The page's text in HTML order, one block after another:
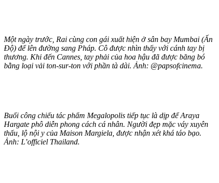
Một ngày trước, Rai cùng con gái xuất hiện ở sân bay Mumbai (Ấn
Độ) để lên đường sang Pháp. Cô được nhìn thấy với cánh tay bị
thương. Khi đến Cannes, tay phải của hoa hậu đã được băng bó
bằng loại vải ton-sur-ton với phần tà dài. Ảnh: @papsofcinema.
Buổi công chiếu tác phẩm Megalopolis tiếp tục là dịp để Araya
Hargate phô diễn phong cách cá nhân. Người đẹp mặc váy xuyên
thấu, lộ nội y của Maison Margiela, được nhận xét khá táo bạo.
Ảnh: L’officiel Thailand.